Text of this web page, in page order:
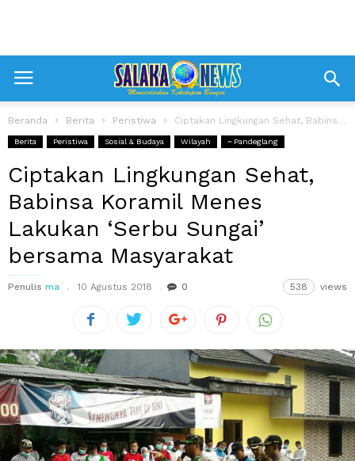
Beranda Berita Peristiwa Ciptakan Lingkungan Sehat, Babinsa Koramil Menes Lakukan ‘Serbu Sungai’ bersama Masyarakat
Berita Peristiwa Sosial & Budaya Wilayah ~ Pandeglang
Ciptakan Lingkungan Sehat,
Babinsa Koramil Menes
Lakukan ‘Serbu Sungai’
bersama Masyarakat
Penulis ma 10 Agustus 2018 0 538 views